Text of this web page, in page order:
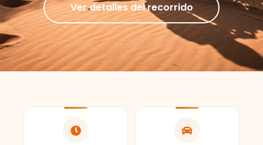
Ver detalles del recorrido